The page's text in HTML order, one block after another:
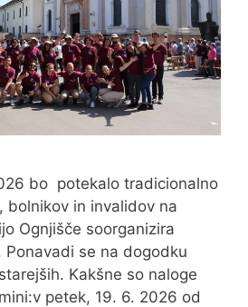
bo potekalo tradicionalno
bolnikov in invalidov na
Ognjišče soorganizira
Ponavadi se na dogodku
Kakšne so naloge
petek, 19. 6. 2026 od